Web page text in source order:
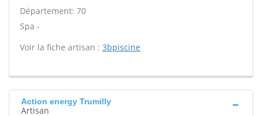
Département: 70
Spa -
Voir la fiche artisan : 3bpiscine
Action energy Trumilly
Artisan